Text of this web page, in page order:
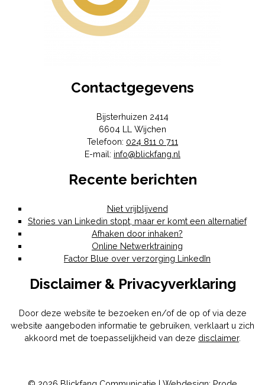
Contactgegevens
Bijsterhuizen 2414
6604 LL Wijchen
Telefoon: 024 811 0 711
E-mail: info@blickfang.nl
Recente berichten
Niet vrijblijvend
Stories van Linkedin stopt, maar er komt een alternatief
Afhaken door inhaken?
Online Netwerktraining
Factor Blue over verzorging LinkedIn
Disclaimer & Privacyverklaring
Door deze website te bezoeken en/of de op of via deze
website aangeboden informatie te gebruiken, verklaart u zich
akkoord met de toepasselijkheid van deze disclaimer.